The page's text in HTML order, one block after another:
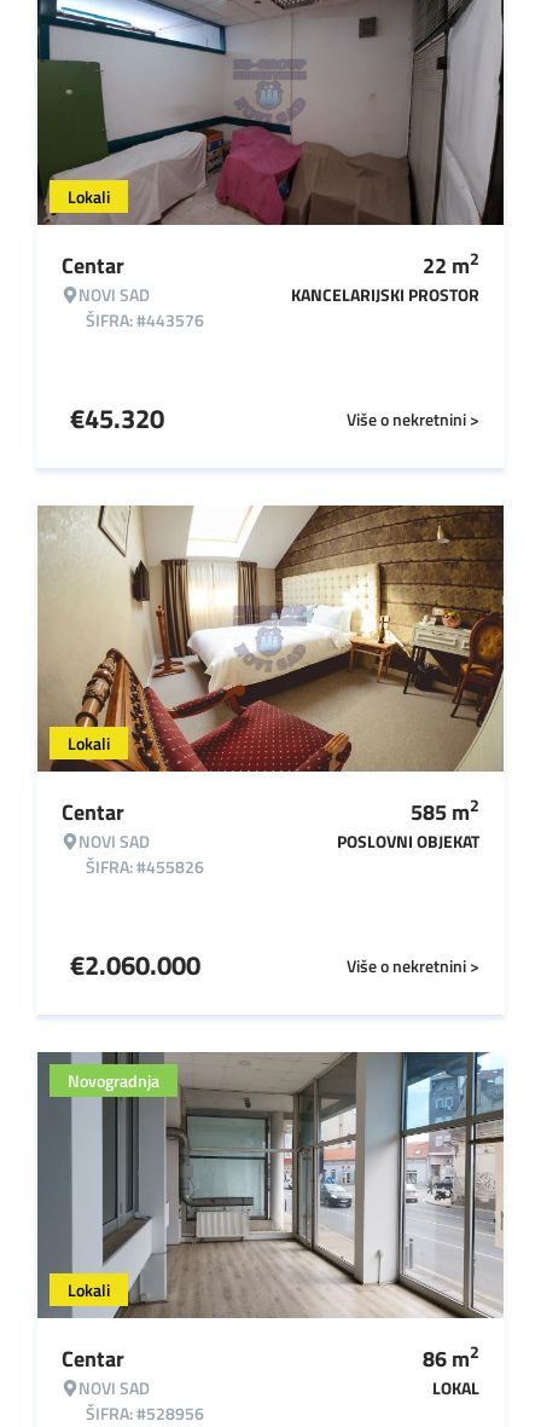
Lokali
Centar
NOVI SAD
ŠIFRA: #443576
22 m2
KANCELARIJSKI PROSTOR
Više o nekretnini >
€45.320
Lokali
Centar
NOVI SAD
ŠIFRA: #455826
585m2
POSLOVNI OBJEKAT
Više o nekretnini >
€2.060.000
Lokali
Novogradnja
Centar
NOVI SAD
ŠIFRA: #528956
86m2
LOKAL